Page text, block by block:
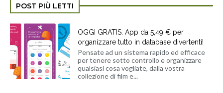
POST PIÙ LETTI
OGGI GRATIS: App da 5,49 € per
organizzare tutto in database divertenti!
Pensate ad un sistema rapido ed efficace
per tenere sotto controllo e organizzare
qualsiasi cosa vogliate, dalla vostra
collezione di film e...